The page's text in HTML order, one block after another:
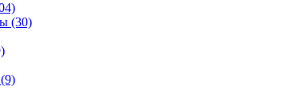
(30)
(9)